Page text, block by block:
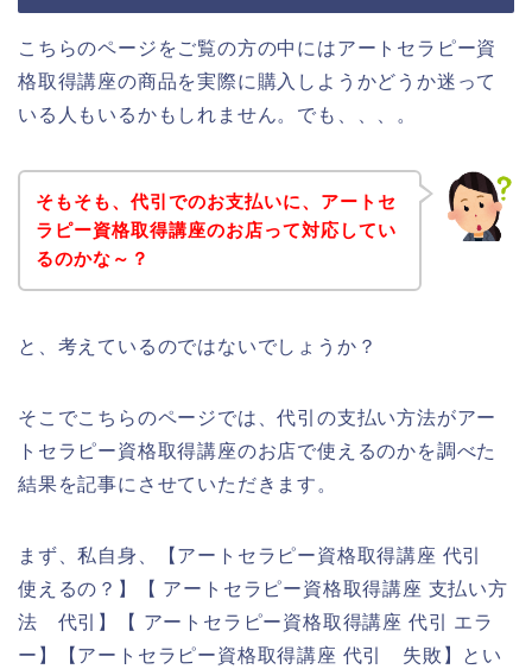
こちらのページをご覧の方の中にはアートセラピー資
格取得講座の商品を実際に購入しようかどうか迷って
いる人もいるかもしれません。でも、、、。
そもそも、代引でのお支払いに、アートセ
ラピー資格取得講座のお店って対応してい
るのかな～？
と、考えているのではないでしょうか？
そこでこちらのページでは、代引の支払い方法がアー
トセラピー資格取得講座のお店で使えるのかを調べた
結果を記事にさせていただきます。
まず、私自身、【アートセラピー資格取得講座 代引
使えるの？】【 アートセラピー資格取得講座 支払い方
法 代引】【 アートセラピー資格取得講座 代引 エラ
ー】【アートセラピー資格取得講座 代引 失敗】とい